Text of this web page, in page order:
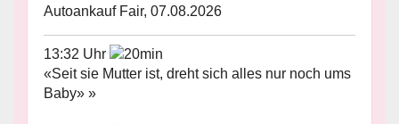
Autoankauf Fair, 07.08.2026
13:32 Uhr
«Seit sie Mutter ist, dreht sich alles nur noch ums
Baby» »